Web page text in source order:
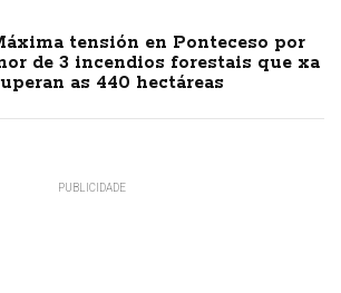
tensión en Ponteceso por
de 3 incendios forestais que xa
as 440 hectáreas